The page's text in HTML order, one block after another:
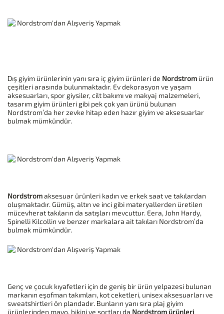
Dış giyim ürünlerinin yanı sıra iç giyim ürünleri de Nordstrom ürün
çeşitleri arasında bulunmaktadır. Ev dekorasyon ve yaşam
aksesuarları, spor giysiler, cilt bakımı ve makyaj malzemeleri,
tasarım giyim ürünleri gibi pek çok yan ürünü bulunan
Nordstrom’da her zevke hitap eden hazır giyim ve aksesuarlar
bulmak mümkündür.
Nordstromaksesuar ürünleri kadın ve erkek saat ve takılardan
oluşmaktadır. Gümüş, altın ve inci gibi materyallerden üretilen
mücevherat takıların da satışları mevcuttur. Eera, John Hardy,
Spinelli Kilcollin ve benzer markalara ait takıları Nordstrom’da
bulmak mümkündür.
Genç ve çocuk kıyafetleri için de geniş bir ürün yelpazesi bulunan
markanın eşofman takımları, kot ceketleri, unisex aksesuarları ve
sweatshirtleri ön plandadır. Bunların yanı sıra plaj giyim
ürünlerinden mayo, bikini ve şortları da Nordstrom ürünleri